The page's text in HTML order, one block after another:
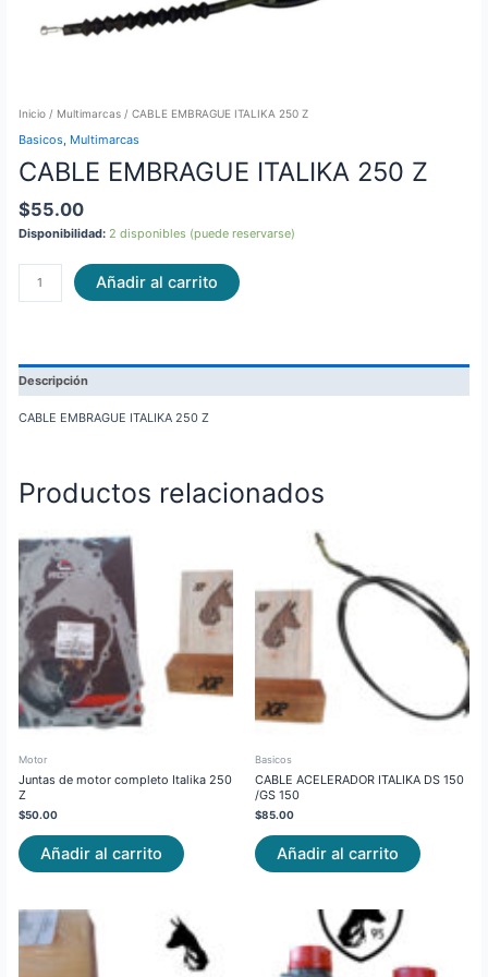
Inicio/ Multimarcas/ CABLE EMBRAGUE ITALIKA 250 Z
Basicos, Multimarcas
CABLE EMBRAGUE ITALIKA 250 Z
$55.00
Disponibilidad: 2 disponibles (puede reservarse)
Añadir al carrito
Descripción
CABLE EMBRAGUE ITALIKA 250 Z
Productos relacionados
Motor
Juntas de motor completo Italika 250
Z
$50.00
Añadir al carrito
Basicos
CABLE ACELERADOR ITALIKA DS 150
/GS 150
$85.00
Añadir al carrito